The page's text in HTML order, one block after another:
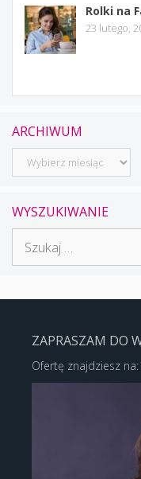
Rolki na
23 lutego,
ARCHIWUM
Archiwum
WYSZUKIWANIE
ZAPRASZAM DO
Ofertę znajdziesz na: